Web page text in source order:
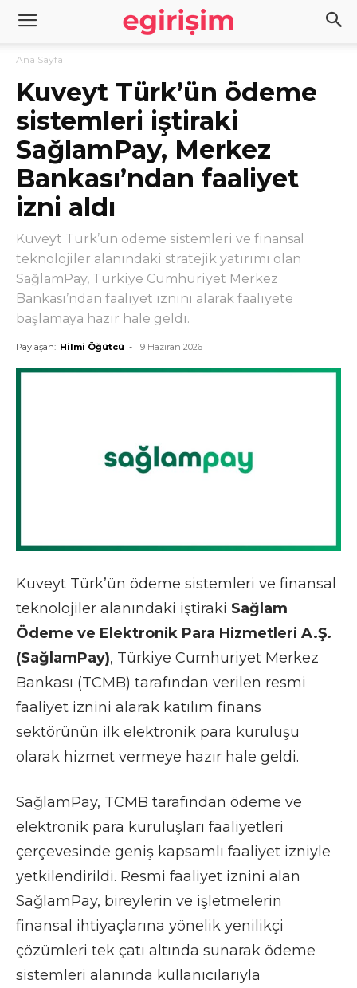
Ana Sayfa
Kuveyt Türk’ün ödeme
sistemleri iştiraki
SağlamPay, Merkez
Bankası’ndan faaliyet
izni aldı
Kuveyt Türk’ün ödeme sistemleri ve finansal
teknolojiler alanındaki stratejik yatırımı olan
SağlamPay, Türkiye Cumhuriyet Merkez
Bankası’ndan faaliyet iznini alarak faaliyete
başlamaya hazır hale geldi.
Paylaşan: Hilmi Öğütcü - 19 Haziran 2026
Kuveyt Türk’ün ödeme sistemleri ve finansal
teknolojiler alanındaki iştiraki Sağlam
Ödeme ve Elektronik Para Hizmetleri A.Ş.
(SağlamPay), Türkiye Cumhuriyet Merkez
Bankası (TCMB) tarafından verilen resmi
faaliyet iznini alarak katılım finans
sektörünün ilk elektronik para kuruluşu
olarak hizmet vermeye hazır hale geldi.
SağlamPay, TCMB tarafından ödeme ve
elektronik para kuruluşları faaliyetleri
çerçevesinde geniş kapsamlı faaliyet izniyle
yetkilendirildi. Resmi faaliyet iznini alan
SağlamPay, bireylerin ve işletmelerin
finansal ihtiyaçlarına yönelik yenilikçi
çözümleri tek çatı altında sunarak ödeme
sistemleri alanında kullanıcılarıyla